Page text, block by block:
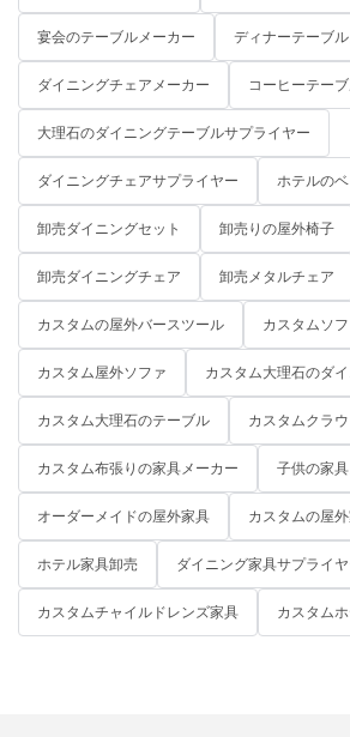
宴会のテーブルメーカー ディナーテーブ
ダイニングチェアメーカー コーヒーテー
大理石のダイニングテーブルサプライヤー
ダイニングチェアサプライヤー ホテルの
卸売ダイニングセット 卸売りの屋外椅子
卸売ダイニングチェア 卸売メタルチェア
カスタムの屋外バースツール カスタムソ
カスタム屋外ソファ カスタム大理石のダ
カスタム大理石のテーブル カスタムクラ
カスタム布張りの家具メーカー 子供の家
オーダーメイドの屋外家具 カスタムの屋
ホテル家具卸売 ダイニング家具サプライ
カスタムチャイルドレンズ家具 カスタム